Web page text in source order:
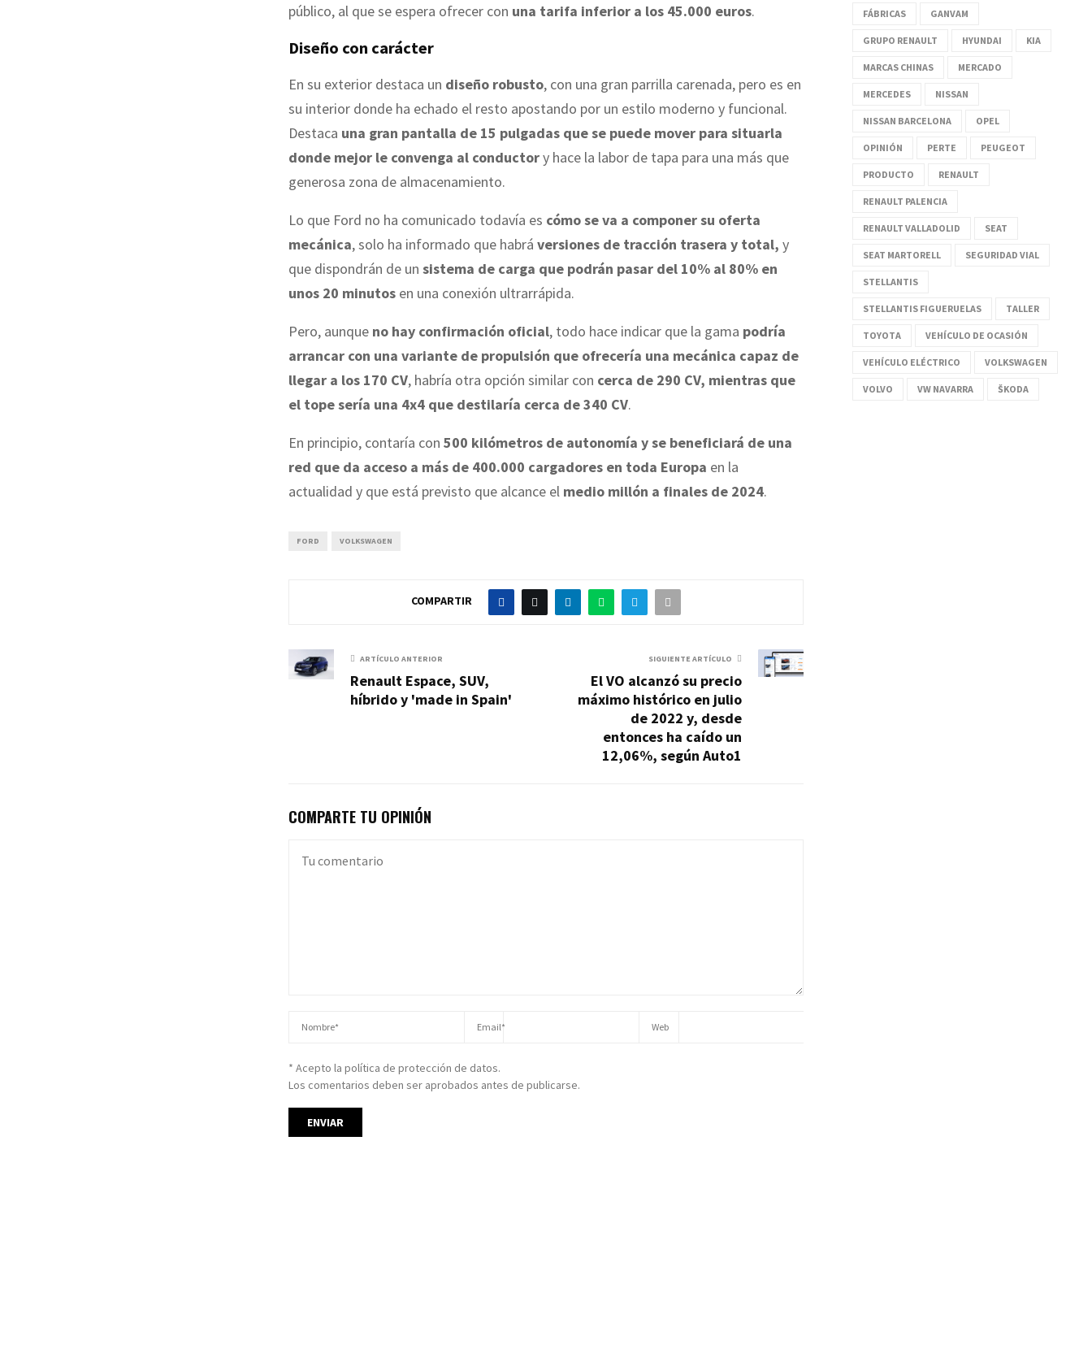
público, al que se espera ofrecer con una tarifa inferior a los 45.000 euros.
Diseño con carácter
En su exterior destaca un diseño robusto, con una gran parrilla carenada, pero es en
su interior donde ha echado el resto apostando por un estilo moderno y funcional.
Destaca una gran pantalla de 15 pulgadas que se puede mover para situarla
donde mejor le convenga al conductory hace la labor de tapa para una más que
generosa zona de almacenamiento.
Lo que Ford no ha comunicado todavía es cómo se va a componer su oferta
mecánica, solo ha informado que habrá versiones de tracción trasera y total, y
que dispondrán de un sistema de carga que podrán pasar del 10% al 80% en
unos 20 minutos en una conexión ultrarrápida.
Pero, aunque no hay confirmación oficial, todo hace indicar que la gama podría
arrancar con una variante de propulsión que ofrecería una mecánica capaz de
llegar a los 170 CV, habría otra opción similar con cerca de 290 CV, mientras que
el tope sería una 4x4 que destilaría cerca de 340 CV.
En principio, contaría con 500 kilómetros de autonomía y se beneficiará de una
red que da acceso a más de 400.000 cargadores en toda Europa en la
actualidad y que está previsto que alcance el medio millón a finales de 2024.
FORD VOLKSWAGEN
COMPARTIR
ARTÍCULO ANTERIOR
Renault Espace, SUV,
híbrido y 'made in Spain'
SIGUIENTE ARTÍCULO
El VO alcanzó su precio
máximo histórico en julio
de 2022 y, desde
entonces ha caído un
12,06%, según Auto1
COMPARTE TU OPINIÓN
* Acepto la política de protección de datos.
Los comentarios deben ser aprobados antes de publicarse.
FÁBRICAS GANVAM
GRUPO RENAULT HYUNDAI KIA
MARCAS CHINAS MERCADO
MERCEDES NISSAN
NISSAN BARCELONA OPEL
OPINIÓN PERTE PEUGEOT
PRODUCTO RENAULT
RENAULT PALENCIA
RENAULT VALLADOLID SEAT
SEAT MARTORELL SEGURIDAD VIAL
STELLANTIS
STELLANTIS FIGUERUELAS TALLER
TOYOTA VEHÍCULO DE OCASIÓN
VEHÍCULO ELÉCTRICO VOLKSWAGEN
VOLVO VW NAVARRA ŠKODA